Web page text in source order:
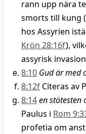
rann upp nära
smorts till kung (
hos Assyrien
Krön 28:16f),
assyrisk
8:10 Gud är med
8:12f Citeras av
8:14en stötesten
Paulus i Rom
profetia om